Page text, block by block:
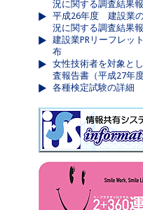
況に関する調査結果
平成26年度 建設業
況に関する調査結果
建設業PRリーフレッ
布
女性技術者を対象と
査報告書（平成27年度
各種検定試験の詳細